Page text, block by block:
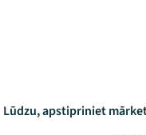
Lūdzu, apstipriniet